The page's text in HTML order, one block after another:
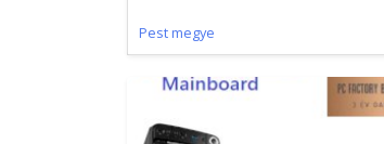
Pest megye